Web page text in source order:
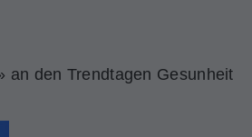
an den Trendtagen Gesunheit